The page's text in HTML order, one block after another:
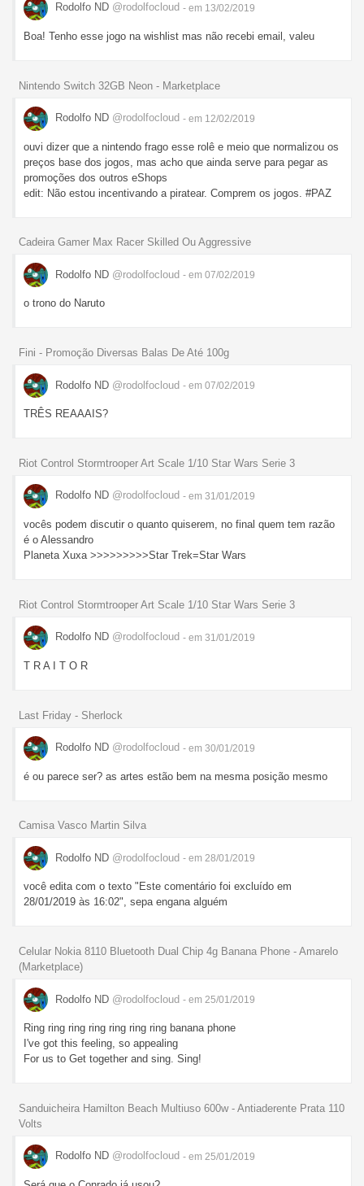
Rodolfo ND @rodolfocloud - em 13/02/2019
Boa! Tenho esse jogo na wishlist mas não recebi email, valeu
Nintendo Switch 32GB Neon - Marketplace
Rodolfo ND @rodolfocloud - em 12/02/2019
ouvi dizer que a nintendo frago esse rolê e meio que normalizou os
preços base dos jogos, mas acho que ainda serve para pegar as
promoções dos outros eShops
edit: Não estou incentivando a piratear. Comprem os jogos. #PAZ
Cadeira Gamer Max Racer Skilled Ou Aggressive
Rodolfo ND @rodolfocloud - em 07/02/2019
o trono do Naruto
Fini - Promoção Diversas Balas De Até 100g
Rodolfo ND @rodolfocloud - em 07/02/2019
TRÊS REAAAIS?
Riot Control Stormtrooper Art Scale 1/10 Star Wars Serie 3
Rodolfo ND @rodolfocloud - em 31/01/2019
vocês podem discutir o quanto quiserem, no final quem tem razão
é o Alessandro
Planeta Xuxa >>>>>>>>>Star Trek=Star Wars
Riot Control Stormtrooper Art Scale 1/10 Star Wars Serie 3
Rodolfo ND @rodolfocloud - em 31/01/2019
T R A I T O R
Last Friday - Sherlock
Rodolfo ND @rodolfocloud - em 30/01/2019
é ou parece ser? as artes estão bem na mesma posição mesmo
Camisa Vasco Martin Silva
Rodolfo ND @rodolfocloud - em 28/01/2019
você edita com o texto "Este comentário foi excluído em
28/01/2019 às 16:02", sepa engana alguém
Celular Nokia 8110 Bluetooth Dual Chip 4g Banana Phone - Amarelo
(Marketplace)
Rodolfo ND @rodolfocloud - em 25/01/2019
Ring ring ring ring ring ring ring banana phone
I've got this feeling, so appealing
For us to Get together and sing. Sing!
Sanduicheira Hamilton Beach Multiuso 600w - Antiaderente Prata 110
Volts
Rodolfo ND @rodolfocloud - em 25/01/2019